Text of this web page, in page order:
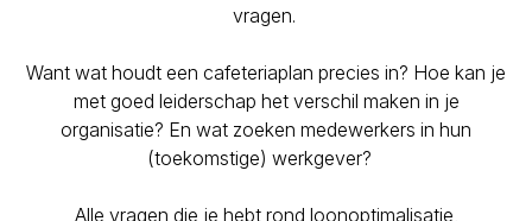
vragen.
Want wat houdt een cafeteriaplan precies in? Hoe kan je
met goed leiderschap het verschil maken in je
organisatie? En wat zoeken medewerkers in hun
(toekomstige) werkgever?
Alle vragen die je hebt rond loonoptimalisatie,